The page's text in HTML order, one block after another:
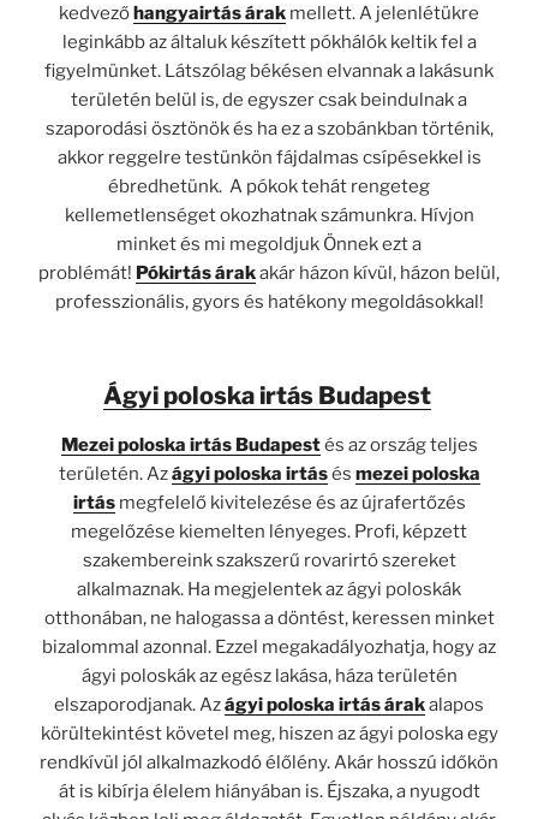
kedvezőhangyairtás árak mellett. A jelenlétükre
leginkább az általuk készített pókhálók keltik fel a
figyelmünket. Látszólag békésen elvannak a lakásunk
területén belül is, de egyszer csak beindulnak a
szaporodási ösztönök és ha ez a szobánkban történik,
akkor reggelre testünkön fájdalmas csípésekkel is
ébredhetünk. A pókok tehát rengeteg
kellemetlenséget okozhatnak számunkra. Hívjon
minket és mi megoldjuk Önnek ezt a
problémát! Pókirtás árakakár házon kívül, házon belül,
professzionális, gyors és hatékony megoldásokkal!
Ágyi poloska irtás Budapest
Mezei poloska irtás Budapestés az ország teljes
területén. Azágyi poloska irtásés mezei poloska
irtás megfelelő kivitelezése és az újrafertőzés
megelőzése kiemelten lényeges. Profi, képzett
szakembereink szakszerű rovarirtó szereket
alkalmaznak. Ha megjelentek az ágyi poloskák
otthonában, ne halogassa a döntést, keressen minket
bizalommal azonnal. Ezzel megakadályozhatja, hogy az
ágyi poloskák az egész lakása, háza területén
elszaporodjanak. Azágyi poloska irtás árakalapos
körültekintést követel meg, hiszen az ágyi poloska egy
rendkívül jól alkalmazkodó élőlény. Akár hosszú időkön
át is kibírja élelem hiányában is. Éjszaka, a nyugodt